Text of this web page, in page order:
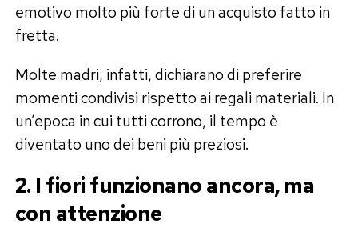
emotivo molto più forte di un acquisto fatto in
fretta.
Molte madri, infatti, dichiarano di preferire
momenti condivisi rispetto ai regali materiali. In
un’epoca in cui tutti corrono, il tempo è
diventato uno dei beni più preziosi.
2. I fiori funzionano ancora, ma
con attenzione